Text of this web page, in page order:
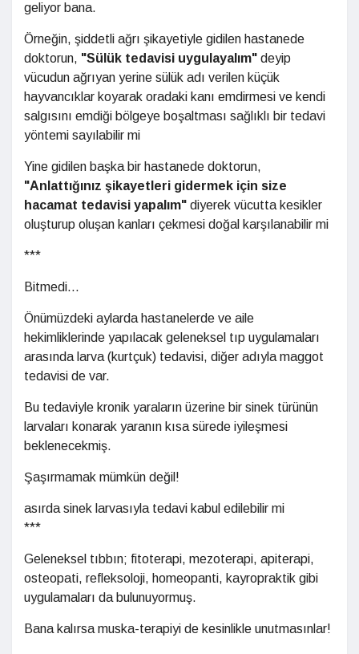
geliyor bana.
Örneğin, şiddetli ağrı şikayetiyle gidilen hastanede
doktorun, "Sülük tedavisi uygulayalım" deyip
vücudun ağrıyan yerine sülük adı verilen küçük
hayvancıklar koyarak oradaki kanı emdirmesi ve kendi
salgısını emdiği bölgeye boşaltması sağlıklı bir tedavi
yöntemi sayılabilir mi
Yine gidilen başka bir hastanede doktorun,
"Anlattığınız şikayetleri gidermek için size
hacamat tedavisi yapalım" diyerek vücutta kesikler
oluşturup oluşan kanları çekmesi doğal karşılanabilir mi
***
Bitmedi...
Önümüzdeki aylarda hastanelerde ve aile
hekimliklerinde yapılacak geleneksel tıp uygulamaları
arasında larva (kurtçuk) tedavisi, diğer adıyla maggot
tedavisi de var.
Bu tedaviyle kronik yaraların üzerine bir sinek türünün
larvaları konarak yaranın kısa sürede iyileşmesi
beklenecekmiş.
Şaşırmamak mümkün değil!
asırda sinek larvasıyla tedavi kabul edilebilir mi
***
Geleneksel tıbbın; fitoterapi, mezoterapi, apiterapi,
osteopati, refleksoloji, homeopanti, kayropraktik gibi
uygulamaları da bulunuyormuş.
Bana kalırsa muska-terapiyi de kesinlikle unutmasınlar!